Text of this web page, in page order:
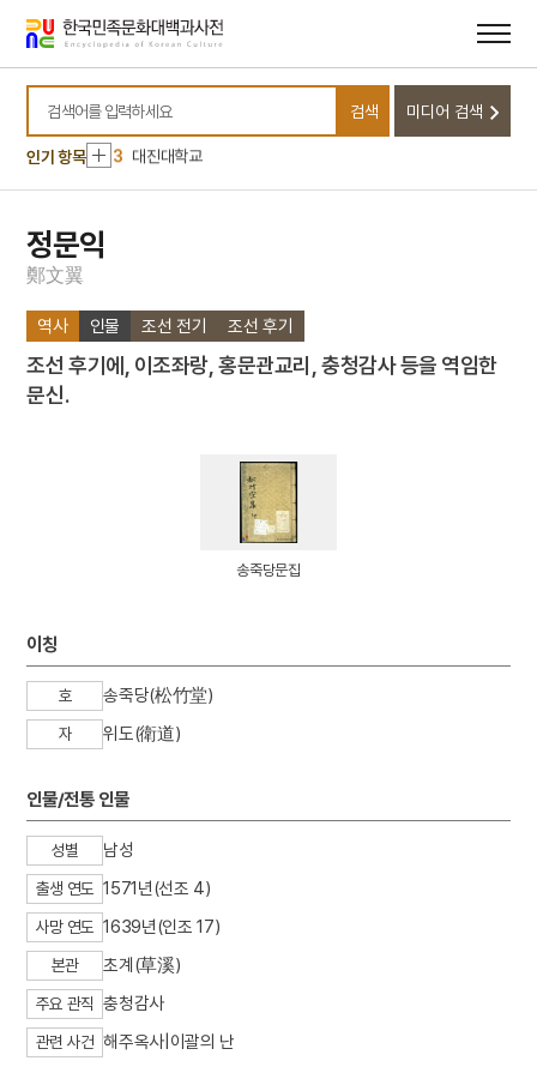
바로가기
바로가기
검색어를 입력하세요
검색 미디어 검색
인기 항목
10 토관직
1 금성대군
2 김필순
3 대진대학교
4 운영전
8
춘천시
9
측우기
8 춘천시
9
측우기
정문익
鄭文翼
역사 인물 조선 전기 조선 후기
조선 후기에, 이조좌랑, 홍문관교리, 충청감사 등을 역임한
문신.
송죽당문집
이칭
호 송죽당(松竹堂)
자 위도(衛道)
인물/전통 인물
성별 남성
출생 연도 1571년(선조 4)
사망 연도 1639년(인조 17)
본관 초계(草溪)
주요 관직 충청감사
관련 사건 해주옥사|이괄의 난